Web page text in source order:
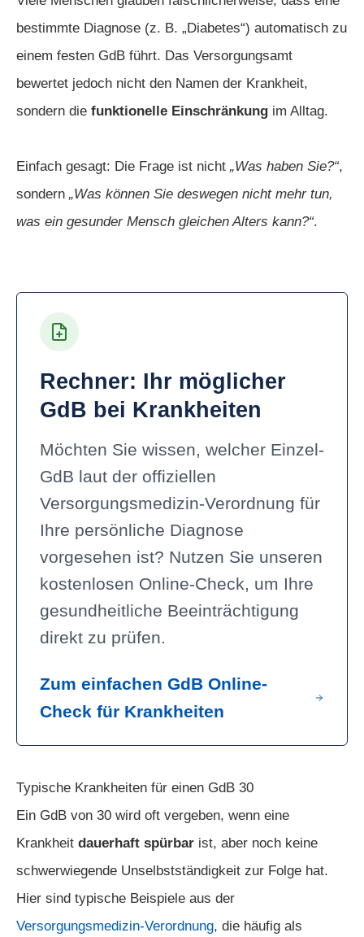
bestimmte Diagnose (z. B. „Diabetes“) automatisch zu
einem festen GdB führt. Das Versorgungsamt
bewertet jedoch nicht den Namen der Krankheit,
sondern die funktionelle Einschränkung im Alltag.
Einfach gesagt: Die Frage ist nicht „Was haben Sie?“,
sondern „Was können Sie deswegen nicht mehr tun,
was ein gesunder Mensch gleichen Alters kann?“.
Rechner: Ihr möglicher
GdB bei Krankheiten
Möchten Sie wissen, welcher Einzel-
GdB laut der offiziellen
Versorgungsmedizin-Verordnung für
Ihre persönliche Diagnose
vorgesehen ist? Nutzen Sie unseren
kostenlosen Online-Check, um Ihre
gesundheitliche Beeinträchtigung
direkt zu prüfen.
Zum einfachen GdB Online-
Check für Krankheiten
Typische Krankheiten für einen GdB 30
Ein GdB von 30 wird oft vergeben, wenn eine
Krankheit dauerhaft spürbar ist, aber noch keine
schwerwiegende Unselbstständigkeit zur Folge hat.
Hier sind typische Beispiele aus der
Versorgungsmedizin-Verordnung, die häufig als